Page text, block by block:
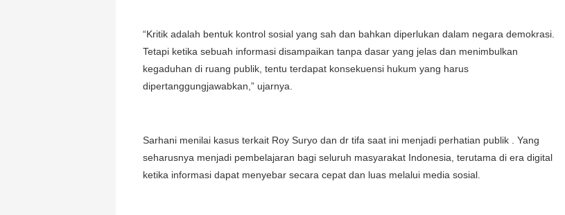
“Kritik adalah bentuk kontrol sosial yang sah dan bahkan diperlukan dalam negara demokrasi.
Tetapi ketika sebuah informasi disampaikan tanpa dasar yang jelas dan menimbulkan
kegaduhan di ruang publik, tentu terdapat konsekuensi hukum yang harus
dipertanggungjawabkan,” ujarnya.
Sarhani menilai kasus terkait Roy Suryo dan dr tifa saat ini menjadi perhatian publik . Yang
seharusnya menjadi pembelajaran bagi seluruh masyarakat Indonesia, terutama di era digital
ketika informasi dapat menyebar secara cepat dan luas melalui media sosial.